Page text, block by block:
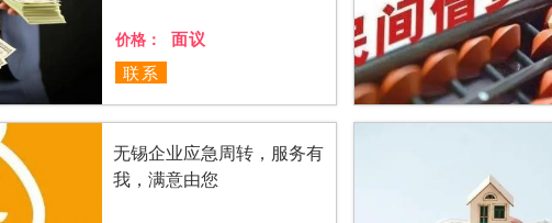
价格：
面议
联系
无锡企业应急周转，服务有
我，满意由您